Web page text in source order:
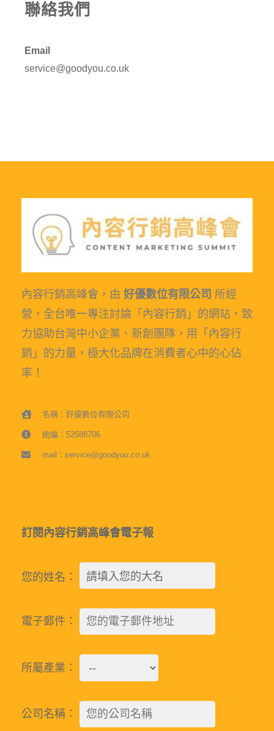
聯絡我們
Email
service@goodyou.co.uk
內容行銷高峰會，由 好優數位有限公司 所經
營，全台唯一專注討論「內容行銷」的網站，致
力協助台灣中小企業、新創團隊，用「內容行
銷」的力量，極大化品牌在消費者心中的心佔
率！
名稱：好優數位有限公司
統編：52588706
mail：service@goodyou.co.uk
訂閱內容行銷高峰會電子報
您的姓名：
電子郵件：
所屬產業：
公司名稱：